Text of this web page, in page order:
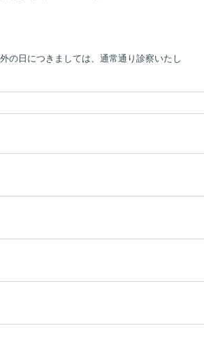
の日につきましては、通常通り診察いたし